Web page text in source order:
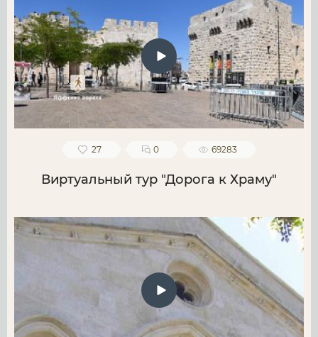
27 0 69283
Виртуальный тур "Дорога к Храму"